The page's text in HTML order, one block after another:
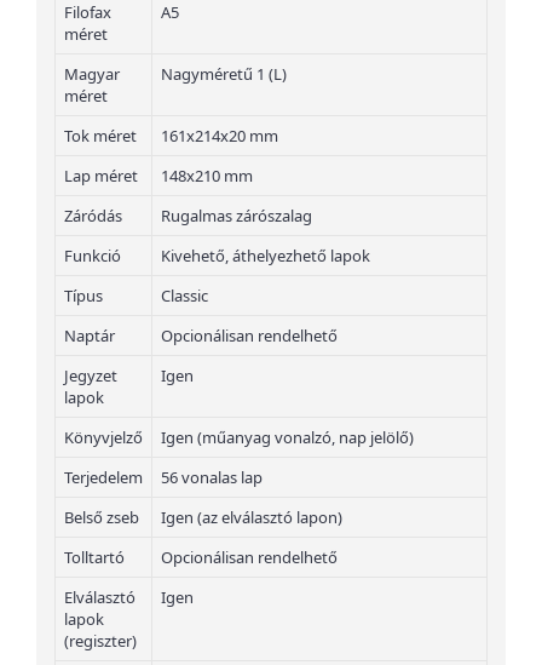
Filofax
méret
A5
Magyar
méret
Nagyméretű 1 (L)
Tok méret
161x214x20 mm
Lap méret
148x210 mm
Záródás
Rugalmas zárószalag
Funkció
Kivehető, áthelyezhető lapok
Típus
Classic
Naptár
Opcionálisan rendelhető
Jegyzet
lapok
Igen
Könyvjelző
Igen (műanyag vonalzó, nap jelölő)
Terjedelem
56 vonalas lap
Belső zseb
Igen (az elválasztó lapon)
Tolltartó
Opcionálisan rendelhető
Elválasztó
lapok
(regiszter)
Igen